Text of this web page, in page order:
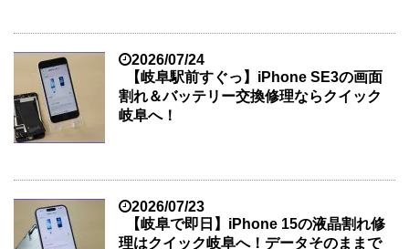
2026/07/24
【岐阜駅前すぐっ】iPhone SE3の画面
割れ＆バッテリー交換修理ならクイック
岐阜へ！
2026/07/23
【岐阜で即日】iPhone 15の液晶割れ修
理はクイック岐阜へ！データそのままで